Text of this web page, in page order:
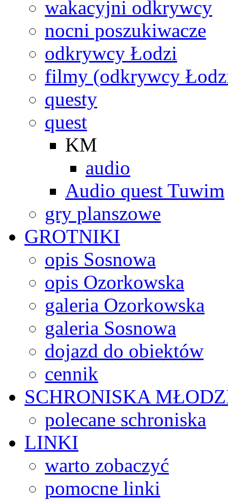
wakacyjni odkrywcy
nocni poszukiwacze
odkrywcy Łodzi
filmy (odkrywcy
questy
quest
KM
audio
Audio quest Tuwim
gry planszowe
GROTNIKI
opis Sosnowa
opis Ozorkowska
galeria Ozorkowska
galeria Sosnowa
dojazd do obiektów
cennik
SCHRONISKA
polecane schroniska
LINKI
warto zobaczyć
pomocne linki